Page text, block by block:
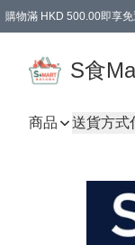
購物滿 HKD 500.00即享
S食
商品 送貨方式